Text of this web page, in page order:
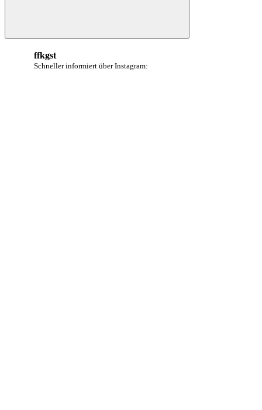
Suchen
ffkgst
Schneller informiert über Instagram: